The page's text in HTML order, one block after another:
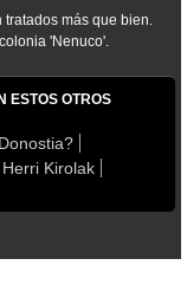
tratados más que bien.
'Nenuco'.
ESTOS OTROS
Herri Kirolak